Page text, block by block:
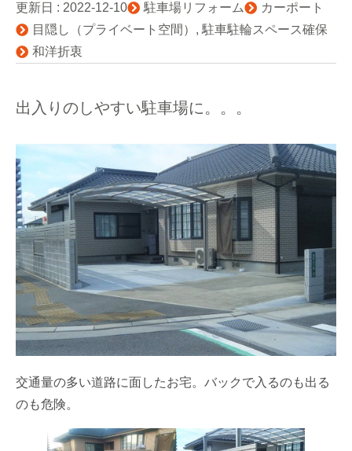
更新日 : 2022-12-10 駐車場リフォーム
カーポート
目隠し（プライベート空間） , 駐車駐輪スペース確保
和洋折衷
出入りのしやすい駐車場に。。。
交通量の多い道路に面したお宅。バックで入るのも出る
のも危険。